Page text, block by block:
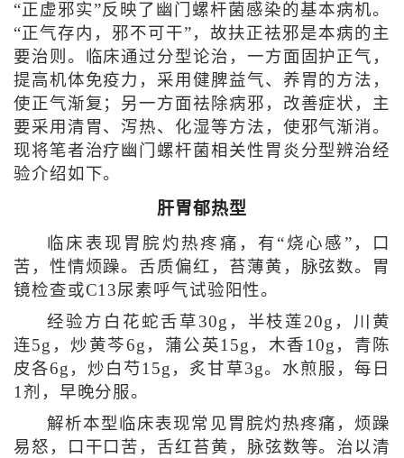
“正虚邪实”反映了幽门螺杆菌感染的基本病机。
“正气存内，邪不可干”，故扶正祛邪是本病的主
要治则。临床通过分型论治，一方面固护正气，
提高机体免疫力，采用健脾益气、养胃的方法，
使正气渐复；另一方面祛除病邪，改善症状，主
要采用清胃、泻热、化湿等方法，使邪气渐消。
现将笔者治疗幽门螺杆菌相关性胃炎分型辨治经
验介绍如下。
肝胃郁热型
临床表现胃脘灼热疼痛，有“烧心感”，口
苦，性情烦躁。舌质偏红，苔薄黄，脉弦数。胃
镜检查或C13尿素呼气试验阳性。
经验方白花蛇舌草30g，半枝莲20g，川黄
连5g，炒黄芩6g，蒲公英15g，木香10g，青陈
皮各6g，炒白芍15g，炙甘草3g。水煎服，每日
1剂，早晚分服。
解析本型临床表现常见胃脘灼热疼痛，烦躁
易怒，口干口苦，舌红苔黄，脉弦数等。治以清